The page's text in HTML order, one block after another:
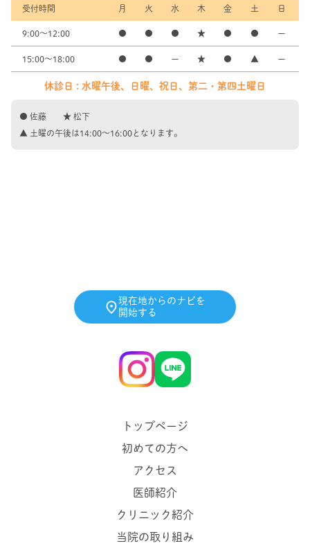
受付時間 月 火 水 木 金 土 日
9:00～12:00 ● ● ● ★ ● ● ー
15:00～18:00 ● ● ー ★ ● ▲ ー
休診日 : 水曜午後、日曜、祝日、第二・第四土曜日
● 佐藤 ★ 松下
▲ 土曜の午後は14:00〜16:00となります。
現在地からのナビを
開始する
トップページ
初めての方へ
アクセス
医師紹介
クリニック紹介
当院の取り組み